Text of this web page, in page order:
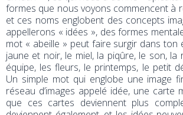
formes que nous voyons commencent à
et ces noms englobent des concepts
appellerons « idées », des formes
mot « abeille » peut faire surgir dans ton
jaune et noir, le miel, la piqûre, le son, la
équipe, les fleurs, le printemps, le petit
Un simple mot qui englobe une image
réseau d’images appelé idée, une carte
que ces cartes deviennent plus